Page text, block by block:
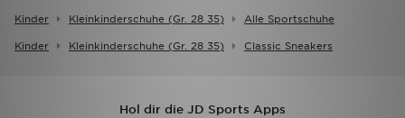
Kinder Kleinkinderschuhe (gr. 28 35) Alle Sportschuhe
Kinder Kleinkinderschuhe (gr. 28 35) Classic Sneakers
Hol dir die JD Sports Apps